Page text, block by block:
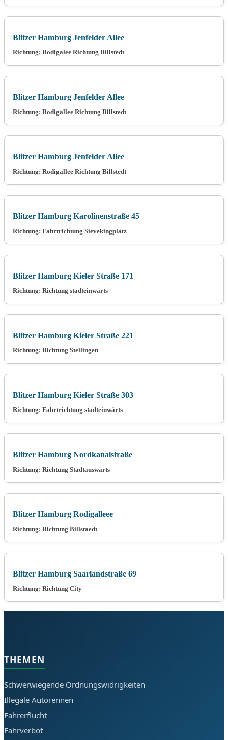
Blitzer Hamburg Jenfelder Allee
Richtung: Rodigalee Richtung Billstedt
Blitzer Hamburg Jenfelder Allee
Richtung: Rodigallee Richtung Billstedt
Blitzer Hamburg Jenfelder Allee
Richtung: Rodigallee Richtung Billstedt
Blitzer Hamburg Karolinenstraße 45
Richtung: Fahrtrichtung Sievekingplatz
Blitzer Hamburg Kieler Straße 171
Richtung: Richtung stadteinwärts
Blitzer Hamburg Kieler Straße 221
Richtung: Richtung Stellingen
Blitzer Hamburg Kieler Straße 303
Richtung: Fahrtrichtung stadteinwärts
Blitzer Hamburg Nordkanalstraße
Richtung: Richtung Stadtauswärts
Blitzer Hamburg Rodigalleee
Richtung: Richtung Billstaedt
Blitzer Hamburg Saarlandstraße 69
Richtung: Richtung City
THEMEN
Schwerwiegende Ordnungswidrigkeiten
Illegale Autorennen
Fahrerflucht
Fahrverbot